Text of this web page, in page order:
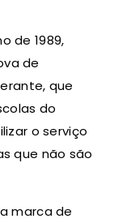
de 1989,
de
que
do
o serviço
que não são
marca de